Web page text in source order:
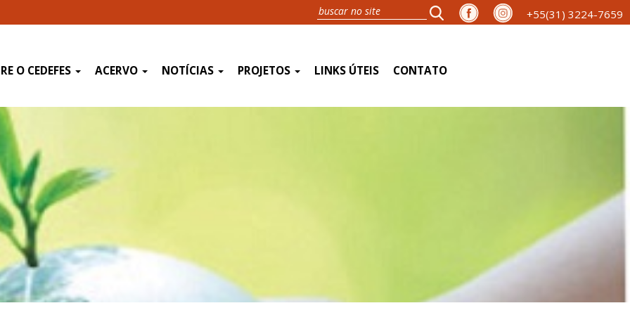
+55(31) 3224-7659
O CEDEFES ACERVO NOTÍCIAS PROJETOS LINKS ÚTEIS CONTATO